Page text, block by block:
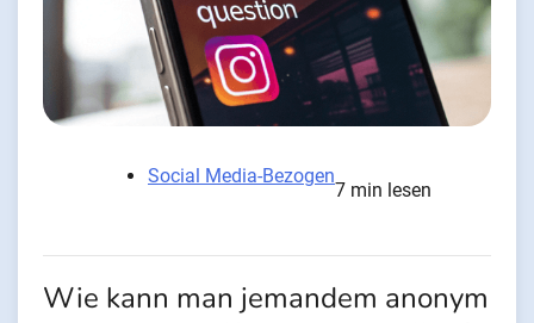
Social Media-Bezogen
7 min lesen
Wie kann man jemandem anonym